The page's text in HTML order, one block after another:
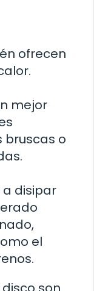
ofrecen
mejor
bruscas o
a disipar
el